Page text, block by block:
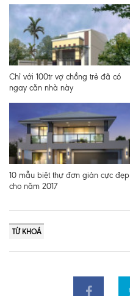
Chỉ với 100tr vợ chồng trẻ đã có
ngay căn nhà này
10 mẫu biệt thự đơn giản cực đẹp
cho năm 2017
TỪ KHOÁ